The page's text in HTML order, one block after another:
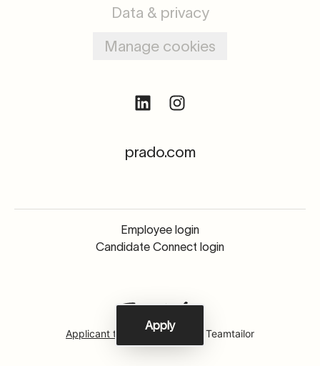
Apply
Data & privacy
Manage cookies
prado.com
Employee login
Candidate Connect login
Applicant tracking system by Teamtailor